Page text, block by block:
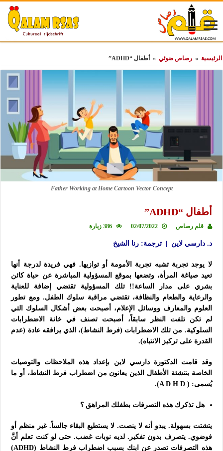
الرئيسية » رصاص ضوئي » أطفال “ADHD”
Father Working at Home Cartoon Vector Concept
أطفال “ADHD”
قلم رصاص 02/07/2022 386 زيارة
د. دارسي لاين | ترجمة: رنا الشيخ
لا يوجد تجربة تشبه تجربة الأمومة أو توازيها. فهي فريدة لدرجة أنها
تعيد صياغة المرأة، وتضعها بموقع المسؤولية المباشرة عن حياة كائن
بشري على مدار الساعة!! تلك المسؤولية تقتضي إضافة للعناية
والرعاية والطعام والنظافة، تقتضي مراقبة سلوك الطفل. ومع تطور
العلوم والمعارف ووسائل الإعلام، أصبحت بعض أشكال السلوك التي
لم تكن تلفت النظر سابقاً، أصبحت تصنف في خانة الاضطرابات
السلوكية. من تلك الاضطرابات (فرط النشاط)، الذي يرافقه عادة (عدم
القدرة على تركيز الانتباه).
وقد قامت الدكتورة دارسي لاين بإعداد هذه الملاحظات والتوصيات
الخاصة بتنشئة الأطفال الذين يعانون من اضطراب فرط
النشاط، أو ما
يُسمى: ( A D H D).
هل تذكرك هذه التصرفات بطفلك المراهق ؟
يتشتت بسهولة. يبدو أنه لا ينصت. لا يستطيع البقاء جالساً. غير منظم أو
فوضوي. يتصرف بدون تفكير. لديه نوبات غضب. حتى لو كنت تعلم أنَّ
هذه التصرفات تصدر عن ابنك بسبب اضطراب فرط النشاط
(ADHD)